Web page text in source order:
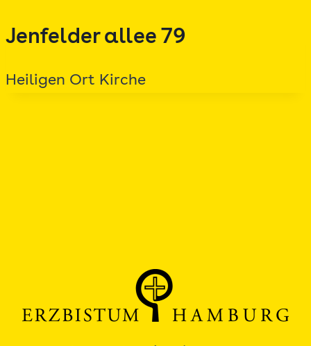
Inhalt
Jenfelder allee 79
Heiligen Ort Kirche